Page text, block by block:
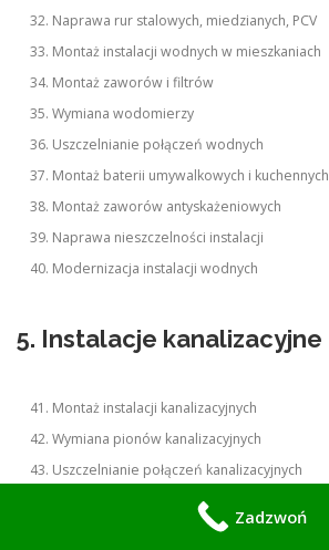
Naprawa rur stalowych, miedzianych, PCV
Montaż instalacji wodnych w mieszkaniach
Montaż zaworów i filtrów
Wymiana wodomierzy
Uszczelnianie połączeń wodnych
Montaż baterii umywalkowych i kuchennych
Montaż zaworów antyskażeniowych
Naprawa nieszczelności instalacji
Modernizacja instalacji wodnych
5. Instalacje kanalizacyjne
Montaż instalacji kanalizacyjnych
Wymiana pionów kanalizacyjnych
Uszczelnianie połączeń kanalizacyjnych
Naprawa przecieków kanalizacyjnych
Montaż syfonów i odpływów
Zadzwoń